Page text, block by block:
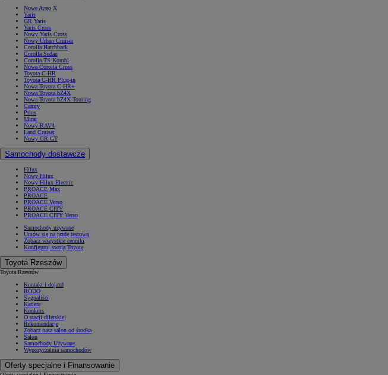
Nowe Aygo X
Yaris
GR Yaris
Yaris Cross
Nowy Yaris Cross
Nowy Urban Cruiser
Corolla Hatchback
Corolla Sedan
Corolla TS Kombi
Nowa Corolla Cross
Toyota C-HR
Toyota C-HR Plug-in
Nowa Toyota C-HR+
Nowa Toyota bZ4X
Nowa Toyota bZ4X Touring
Camry
Prius
Mirai
Nowy RAV4
Land Cruiser
Nowy GR GT
Samochody dostawcze
Hilux
Nowy Hilux
Nowy Hilux Electric
PROACE Max
PROACE
PROACE Verso
PROACE CITY
PROACE CITY Verso
Samochody używane
Umów się na jazdę testową
Zobacz wszystkie cenniki
Konfiguruj swoją Toyotę
Toyota Rzeszów
Toyota Rzeszów
Kontakt i dojazd
RODO
Sygnaliści
Kariera
Konkurs
O stacji dilerskiej
Rekomendacje
Zobacz nasz salon od środka
Salon
Samochody Używane
Wypożyczalnia samochodów
Oferty specjalne i Finansowanie